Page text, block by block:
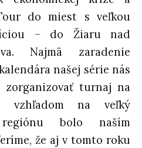
do miest s veľkou
– do Žiaru nad
Najmä zaradenie
našej série nás
zorganizovať turnaj na
vzhľadom na veľký
bolo naším
že aj v tomto roku